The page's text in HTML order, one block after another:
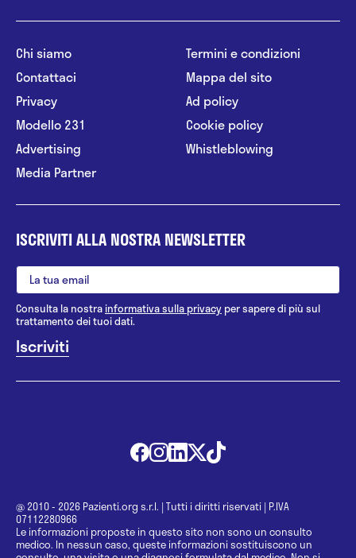
Chi siamo
Contattaci
Privacy
Modello 231
Advertising
Media Partner
Termini e condizioni
Mappa del sito
Ad policy
Cookie policy
Whistleblowing
ISCRIVITI ALLA NOSTRA NEWSLETTER
Consulta la nostrainformativa sulla privacy per sapere di più sul
trattamento dei tuoi dati.
@ 2010 - 2026 Pazienti.org s.r.l. | Tutti i diritti riservati | P.IVA
07112280966
Le informazioni proposte in questo sito non sono un consulto
medico. In nessun caso, queste informazioni sostituiscono un